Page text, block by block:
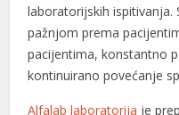
laboratorijskih ispitivanja.
pažnjom prema
pacijentima, konstantno
kontinuirano povećanje
Alfalab laboratorija je